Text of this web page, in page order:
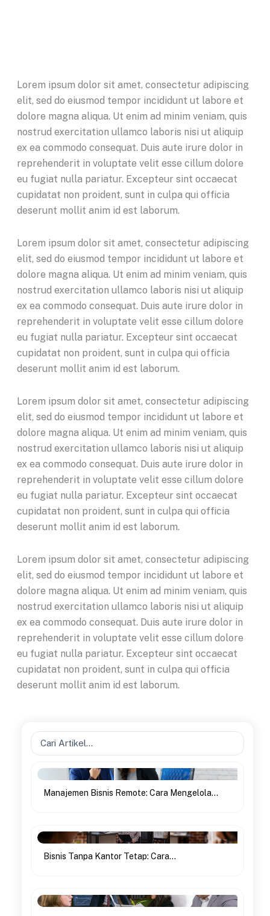
Lorem ipsum dolor sit amet, consectetur adipiscing
elit, sed do eiusmod tempor incididunt ut labore et
dolore magna aliqua. Ut enim ad minim veniam, quis
nostrud exercitation ullamco laboris nisi ut aliquip
ex ea commodo consequat. Duis aute irure dolor in
reprehenderit in voluptate velit esse cillum dolore
eu fugiat nulla pariatur. Excepteur sint occaecat
cupidatat non proident, sunt in culpa qui officia
deserunt mollit anim id est laborum.
Lorem ipsum dolor sit amet, consectetur adipiscing
elit, sed do eiusmod tempor incididunt ut labore et
dolore magna aliqua. Ut enim ad minim veniam, quis
nostrud exercitation ullamco laboris nisi ut aliquip
ex ea commodo consequat. Duis aute irure dolor in
reprehenderit in voluptate velit esse cillum dolore
eu fugiat nulla pariatur. Excepteur sint occaecat
cupidatat non proident, sunt in culpa qui officia
deserunt mollit anim id est laborum.
Lorem ipsum dolor sit amet, consectetur adipiscing
elit, sed do eiusmod tempor incididunt ut labore et
dolore magna aliqua. Ut enim ad minim veniam, quis
nostrud exercitation ullamco laboris nisi ut aliquip
ex ea commodo consequat. Duis aute irure dolor in
reprehenderit in voluptate velit esse cillum dolore
eu fugiat nulla pariatur. Excepteur sint occaecat
cupidatat non proident, sunt in culpa qui officia
deserunt mollit anim id est laborum.
Lorem ipsum dolor sit amet, consectetur adipiscing
elit, sed do eiusmod tempor incididunt ut labore et
dolore magna aliqua. Ut enim ad minim veniam, quis
nostrud exercitation ullamco laboris nisi ut aliquip
ex ea commodo consequat. Duis aute irure dolor in
reprehenderit in voluptate velit esse cillum dolore
eu fugiat nulla pariatur. Excepteur sint occaecat
cupidatat non proident, sunt in culpa qui officia
deserunt mollit anim id est laborum.
Search
...
Manajemen Bisnis Remote: Cara Mengelola...
Bisnis Tanpa Kantor Tetap: Cara...